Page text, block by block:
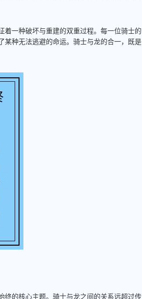
一种破坏与重建的双重过程。每一位骑士的
某种无法逃避的命运。骑士与龙的合一，既是
终的核心主题。骑士与龙之间的关系远超过传